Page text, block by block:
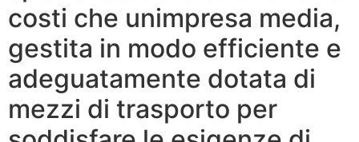
costi che unimpresa media,
gestita in modo efficiente e
adeguatamente dotata di
mezzi di trasporto per